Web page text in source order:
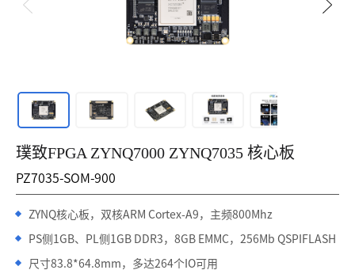
璞致FPGA ZYNQ7000 ZYNQ7035 核心板
PZ7035-SOM-900
ZYNQ核心板，双核ARM Cortex-A9，主频800Mhz
PS侧1GB、PL侧1GB DDR3，8GB EMMC，256Mb QSPIFLASH
尺寸83.8*64.8mm，多达264个IO可用